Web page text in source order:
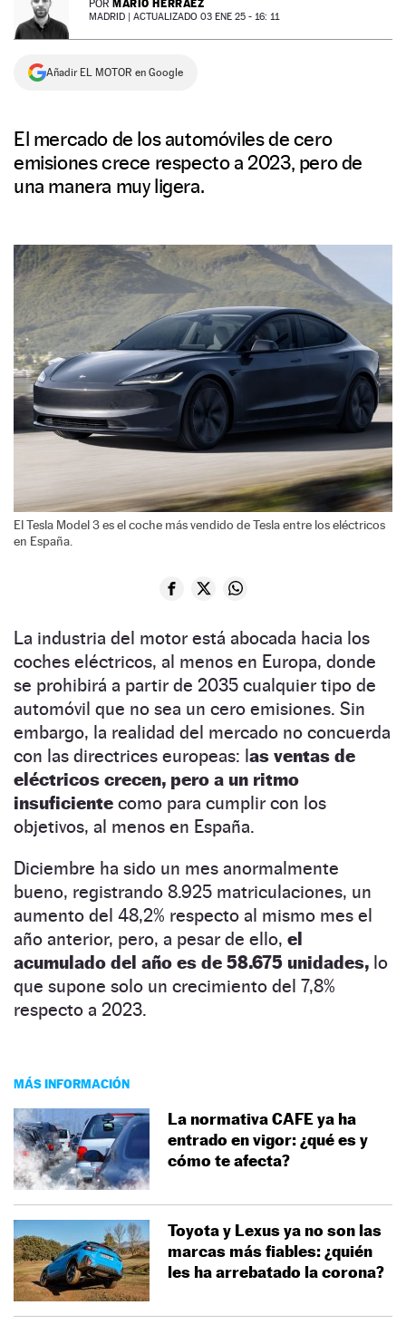
NEWSLETTER
SÍGUENOS
POR MARIO HERRÁEZ
MADRID | ACTUALIZADO 03 ENE 25 - 16: 11
Añadir EL MOTOR en Google
El mercado de los automóviles de cero
emisiones crece respecto a 2023, pero de
una manera muy ligera.
El Tesla Model 3 es el coche más vendido de Tesla entre los eléctricos
en España.
La industria del motor está abocada hacia los
coches eléctricos, al menos en Europa, donde
se prohibirá a partir de 2035 cualquier tipo de
automóvil que no sea un cero emisiones. Sin
embargo, la realidad del mercado no concuerda
con las directrices europeas: las ventas de
eléctricos crecen, pero a un ritmo
insuficiente como para cumplir con los
objetivos, al menos en España.
Diciembre ha sido un mes anormalmente
bueno, registrando 8.925 matriculaciones, un
aumento del 48,2% respecto al mismo mes el
año anterior, pero, a pesar de ello, el
acumulado del año es de 58.675 unidades, lo
que supone solo un crecimiento del 7,8%
respecto a 2023.
MÁS INFORMACIÓN
La normativa CAFE ya ha
entrado en vigor: ¿qué es y
cómo te afecta?
Toyota y Lexus ya no son las
marcas más fiables: ¿quién
les ha arrebatado la corona?